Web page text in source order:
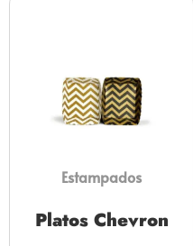
Estampados
Platos Chevron